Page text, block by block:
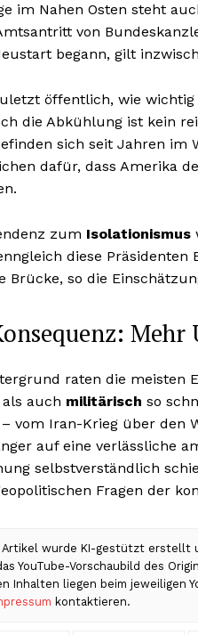
im Nahen Osten steht
von
begann, gilt
öffentlich, wie
die Abkühlung ist kein
sich seit Jahren im
dafür, dass Amerika
zum Isolationismus
diese
Brücke, so die
raten die meisten
als auch militärisch so
vom Iran-Krieg über den
auf eine verlässliche
selbstverständlich
Fragen der
Artikel wurde KI-gestützt erstellt
YouTube-Vorschaubild des
Inhalten liegen beim jeweiligen
kontaktieren.